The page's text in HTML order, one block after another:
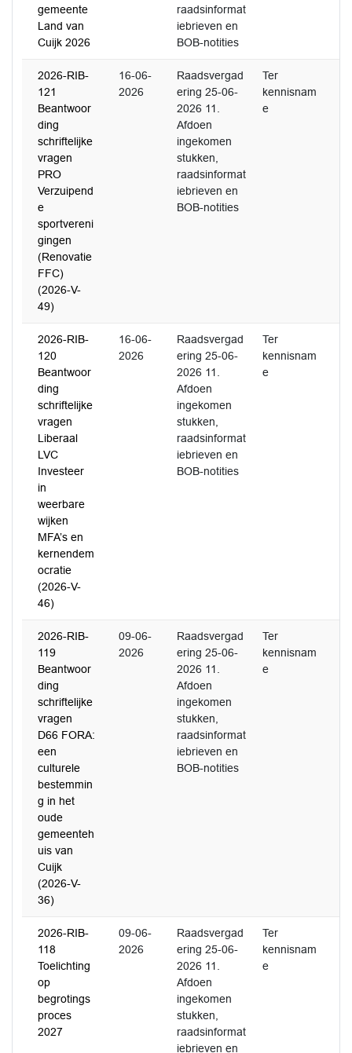
gemeente
Land van
Cuijk 2026
raadsinformat
iebrieven en
BOB-notities
2026-RIB-
121
Beantwoor
ding
schriftelijke
vragen
PRO
Verzuipend
e
sportvereni
gingen
(Renovatie
FFC)
(2026-V-
49)
16-06-
2026
Raadsvergad
ering 25-06-
2026 11.
Afdoen
ingekomen
stukken,
raadsinformat
iebrieven en
BOB-notities
Ter
kennisnam
e
2026-RIB-
120
Beantwoor
ding
schriftelijke
vragen
Liberaal
LVC
Investeer
in
weerbare
wijken
MFA’s en
kernendem
ocratie
(2026-V-
46)
16-06-
2026
Raadsvergad
ering 25-06-
2026 11.
Afdoen
ingekomen
stukken,
raadsinformat
iebrieven en
BOB-notities
Ter
kennisnam
e
2026-RIB-
119
Beantwoor
ding
schriftelijke
vragen
D66 FORA:
een
culturele
bestemmin
g in het
oude
gemeenteh
uis van
Cuijk
(2026-V-
36)
09-06-
2026
Raadsvergad
ering 25-06-
2026 11.
Afdoen
ingekomen
stukken,
raadsinformat
iebrieven en
BOB-notities
Ter
kennisnam
e
2026-RIB-
118
Toelichting
op
begrotings
proces
2027
09-06-
2026
Raadsvergad
ering 25-06-
2026 11.
Afdoen
ingekomen
stukken,
raadsinformat
iebrieven en
Ter
kennisnam
e